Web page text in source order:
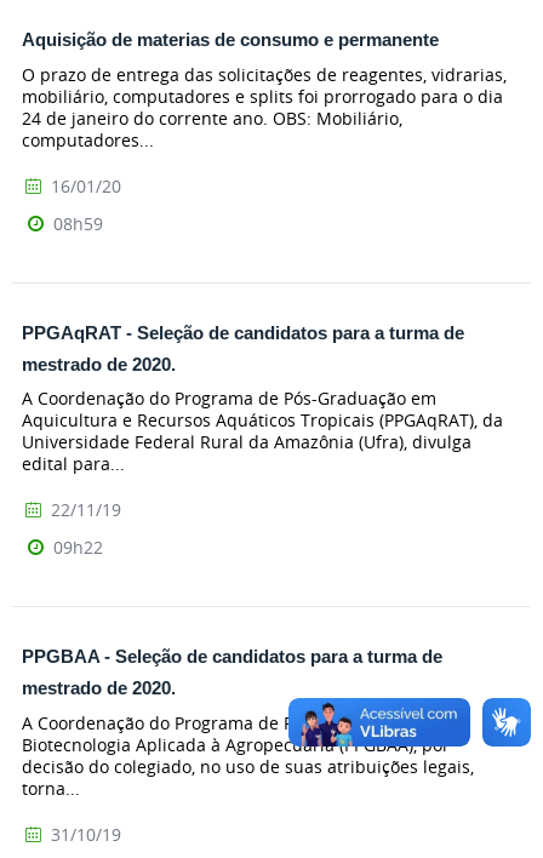
Aquisição de materias de consumo e permanente
O prazo de entrega das solicitações de reagentes, vidrarias,
mobiliário, computadores e splits foi prorrogado para o dia
24 de janeiro do corrente ano. OBS: Mobiliário,
computadores...
16/01/20
08h59
PPGAqRAT - Seleção de candidatos para a turma de
mestrado de 2020.
A Coordenação do Programa de Pós-Graduação em
Aquicultura e Recursos Aquáticos Tropicais (PPGAqRAT), da
Universidade Federal Rural da Amazônia (Ufra), divulga
edital para...
22/11/19
09h22
PPGBAA - Seleção de candidatos para a turma de
mestrado de 2020.
A Coordenação do Programa de Pós-Graduação em
Biotecnologia Aplicada à Agropecuária (PPGBAA), por
decisão do colegiado, no uso de suas atribuições legais,
torna...
31/10/19